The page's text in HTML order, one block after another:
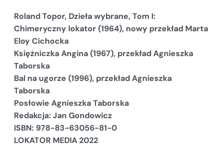
Roland Topor, Dzieła wybrane, Tom I:
Chimeryczny lokator (1964), nowy przekład Marta
Eloy Cichocka
Księżniczka Angina (1967), przekład Agnieszka
Taborska
Bal na ugorze (1996), przekład Agnieszka
Taborska
Posłowie Agnieszka Taborska
Redakcja: Jan Gondowicz
ISBN: 978-83-63056-81-0
LOKATOR MEDIA 2022